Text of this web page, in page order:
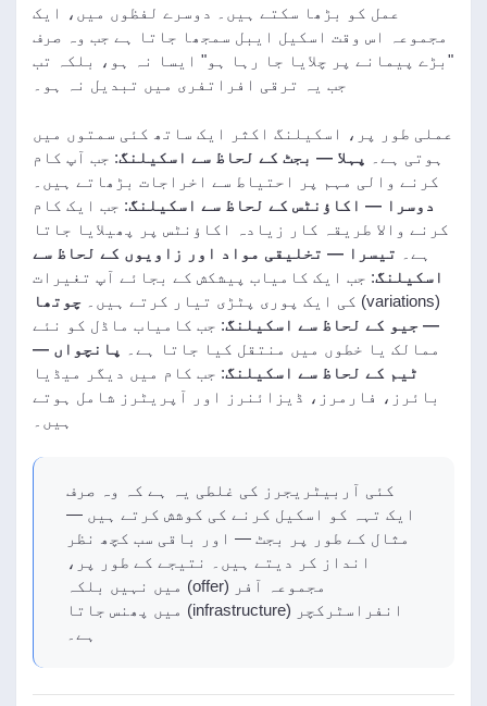
عمل کو بڑھا سکتے ہیں۔ دوسرے لفظوں میں، ایک
مجموعہ اس وقت اسکیل ایبل سمجھا جاتا ہے جب وہ صرف
"بڑے پیمانے پر چلایا جا رہا ہو" ایسا نہ ہو، بلکہ تب
جب یہ ترقی افراتفری میں تبدیل نہ ہو۔
عملی طور پر، اسکیلنگ اکثر ایک ساتھ کئی سمتوں میں
ہوتی ہے۔
پہلا — بجٹ کے لحاظ سے اسکیلنگ: جب آپ کام
کرنے والی مہم پر احتیاط سے اخراجات بڑھاتے ہیں۔
دوسرا — اکاؤنٹس کے لحاظ سے اسکیلنگ: جب ایک کام
کرنے والا طریقہ کار زیادہ اکاؤنٹس پر پھیلایا جاتا
ہے۔
تیسرا — تخلیقی مواد اور زاویوں کے لحاظ سے
اسکیلنگ: جب ایک کامیاب پیشکش کے بجائے آپ تغیرات
(variations) کی ایک پوری پٹڑی تیار کرتے ہیں۔
چوتھا
— جیو کے لحاظ سے اسکیلنگ: جب کامیاب ماڈل کو نئے
ممالک یا خطوں میں منتقل کیا جاتا ہے۔
پانچواں —
ٹیم کے لحاظ سے اسکیلنگ: جب کام میں دیگر میڈیا
بائرز، فارمرز، ڈیزائنرز اور آپریٹرز شامل ہوتے
ہیں۔
کئی آربیٹریجرز کی غلطی یہ ہے کہ وہ صرف
ایک تہہ کو اسکیل کرنے کی کوشش کرتے ہیں —
مثال کے طور پر بجٹ — اور باقی سب کچھ نظر
انداز کر دیتے ہیں۔ نتیجے کے طور پر،
مجموعہ آفر (offer) میں نہیں بلکہ
انفراسٹرکچر (infrastructure) میں پھنس جاتا
ہے۔